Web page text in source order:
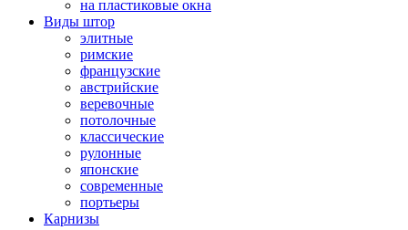
на пластиковые окна
Виды штор
элитные
римские
французские
австрийские
веревочные
потолочные
классические
рулонные
японские
современные
портьеры
Карнизы